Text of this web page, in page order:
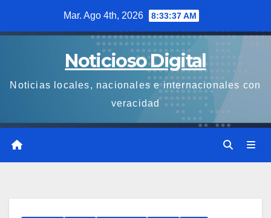
Mar. Ago 4th, 2026 8:33:38 AM
Noticioso Digital
Noticias locales, nacionales e internacionales con
veracidad